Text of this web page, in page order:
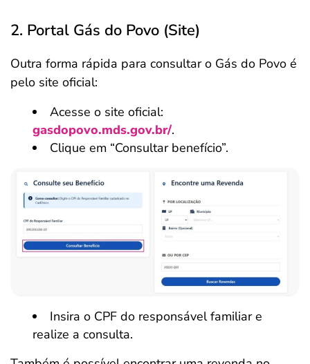
2. Portal Gás do Povo (Site)
Outra forma rápida para consultar o Gás do Povo é
pelo site oficial:
Acesse o site oficial:
gasdopovo.mds.gov.br/.
Clique em “Consultar benefício”.
Insira o CPF do responsável familiar e
realize a consulta.